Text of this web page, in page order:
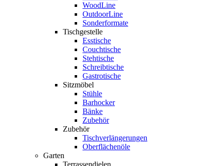
WoodLine
OutdoorLine
Sonderformate
Tischgestelle
Esstische
Couchtische
Stehtische
Schreibtische
Gastrotische
Sitzmöbel
Stühle
Barhocker
Bänke
Zubehör
Zubehör
Tischverlängerungen
Oberflächenöle
Garten
Terrassendielen